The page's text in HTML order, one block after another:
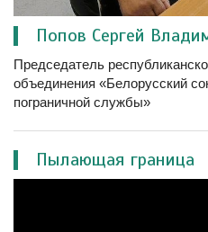
Попов Сергей
Председатель
объединения «Белорусский
пограничной службы»
Пылающая граница